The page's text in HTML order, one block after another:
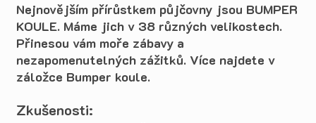
Nejnovějším přírůstkem půjčovny jsou BUMPER
KOULE. Máme jich v 38 různých velikostech.
Přinesou vám moře zábavy a
nezapomenutelných zážitků. Více najdete v
záložce Bumper koule.
Zkušenosti: